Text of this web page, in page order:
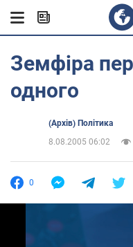
Земфіра
одного
(Архів) Політика
8.08.2005 06:02
0